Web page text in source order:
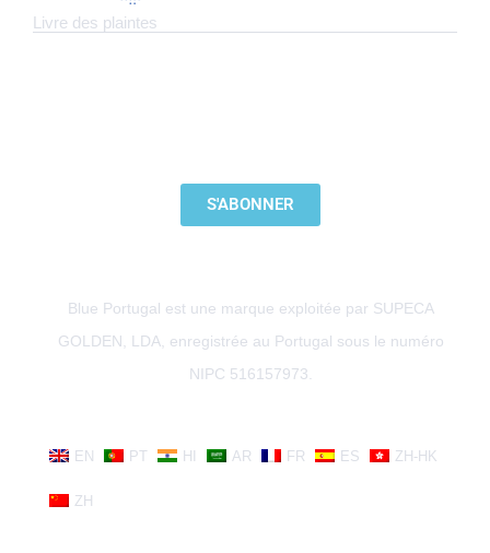
Livre des plaintes
S'ABONNER
Blue Portugal est une marque exploitée par SUPECA
GOLDEN, LDA, enregistrée au Portugal sous le numéro
NIPC 516157973.
EN PT HI AR FR ES ZH-HK
ZH